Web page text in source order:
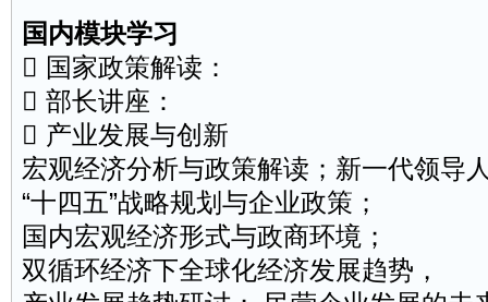
国内模块学习
 国家政策解读：
 部长讲座：
 产业发展与创新
宏观经济分析与政策解读；新一代领导
“十四五”战略规划与企业政策；
国内宏观经济形式与政商环境；
双循环经济下全球化经济发展趋势，